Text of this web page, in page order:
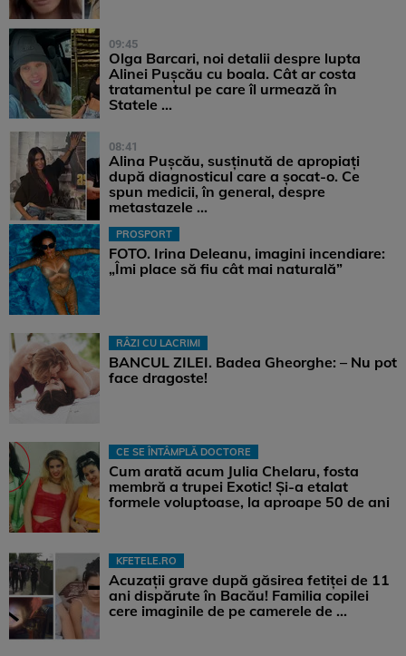
09:45
Olga Barcari, noi detalii despre lupta
Alinei Pușcău cu boala. Cât ar costa
tratamentul pe care îl urmează în
Statele ...
08:41
Alina Pușcău, susținută de apropiați
după diagnosticul care a șocat-o. Ce
spun medicii, în general, despre
metastazele ...
PROSPORT
FOTO. Irina Deleanu, imagini incendiare:
„Îmi place să fiu cât mai naturală”
RÂZI CU LACRIMI
BANCUL ZILEI. Badea Gheorghe: – Nu pot
face dragoste!
CE SE ÎNTÂMPLĂ DOCTORE
Cum arată acum Julia Chelaru, fosta
membră a trupei Exotic! Și-a etalat
formele voluptoase, la aproape 50 de ani
KFETELE.RO
Acuzații grave după găsirea fetiței de 11
ani dispărute în Bacău! Familia copilei
cere imaginile de pe camerele de ...